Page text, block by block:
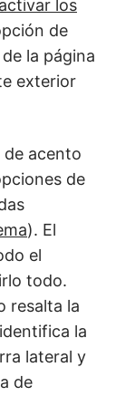
los
de
la página
exterior
de acento
de
). El
el
todo.
resalta la
la
lateral y
de